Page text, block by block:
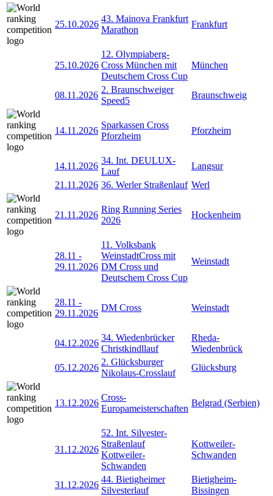
25.10.2026
43. Mainova Frankfurt
Marathon
Frankfurt
25.10.2026
12. Olympiaberg-
Cross München mit
Deutschem Cross Cup
München
08.11.2026
2. Braunschweiger
Speed5
Braunschweig
14.11.2026
Sparkassen Cross
Pforzheim
Pforzheim
14.11.2026
34. Int. DEULUX-
Lauf
Langsur
21.11.2026 36. Werler Straßenlauf Werl
21.11.2026
Ring Running Series
2026
Hockenheim
28.11 -
29.11.2026
11. Volksbank
WeinstadtCross mit
DM Cross und
Deutschem Cross Cup
Weinstadt
28.11 -
29.11.2026
DM Cross Weinstadt
04.12.2026
34. Wiedenbrücker
Christkindllauf
Rheda-
Wiedenbrück
05.12.2026
2. Glücksburger
Nikolaus-Crosslauf
Glücksburg
13.12.2026
Cross-
Europameisterschaften
Belgrad (Serbien)
31.12.2026
52. Int. Silvester-
Straßenlauf
Kottweiler-
Schwanden
Kottweiler-
Schwanden
31.12.2026
44. Bietigheimer
Silvesterlauf
Bietigheim-
Bissingen